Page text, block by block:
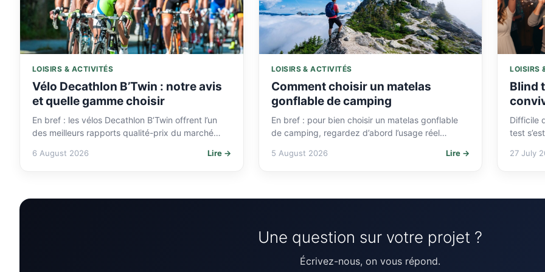
LOISIRS & ACTIVITÉS
Vélo Decathlon B’Twin : notre avis
et quelle gamme choisir
En bref : les vélos Decathlon B’Twin offrent l’un
des meilleurs rapports qualité-prix du marché
marque…
6 August 2026 Lire →
LOISIRS & ACTIVITÉS
Comment choisir un matelas
gonflable de camping
En bref : pour bien choisir un matelas gonflable
de camping, regardez d’abord l’usage réel
puis l’isolation mesurée…
5 August 2026 Lire →
LOISIRS
Blind
Difficile
test
27 July
Une question sur votre projet ?
Écrivez-nous, on vous répond.